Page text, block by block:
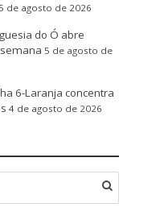
5 de agosto de 2026
do Ó abre
5 de agosto de
6-Laranja concentra
4 de agosto de 2026